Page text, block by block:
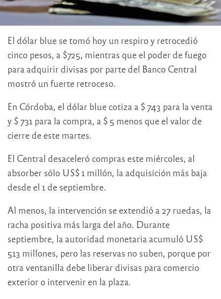
El dólar blue se tomó hoy un respiro y retrocedió
cinco pesos, a $725, mientras que el poder de fuego
para adquirir divisas por parte del Banco Central
mostró un fuerte retroceso.
En Córdoba, el dólar blue cotiza a $ 743 para la venta
y $ 731 para la compra, a $ 5 menos que el valor de
cierre de este martes.
El Central desaceleró compras este miércoles, al
absorber sólo US$ 1 millón, la adquisición más baja
desde el 1 de septiembre.
Al menos, la intervención se extendió a 27 ruedas, la
racha positiva más larga del año. Durante
septiembre, la autoridad monetaria acumuló US$
513 millones, pero las reservas no suben, porque por
otra ventanilla debe liberar divisas para comercio
exterior o intervenir en la plaza.